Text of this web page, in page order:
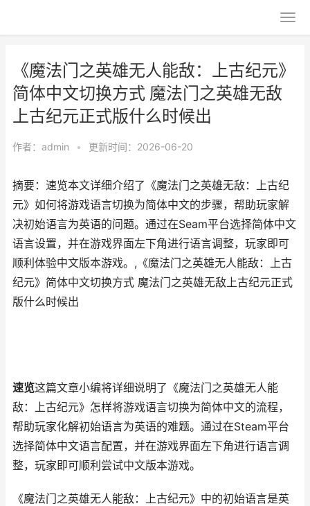
《魔法门之英雄无人能敌：上古纪元》
简体中文切换方式 魔法门之英雄无敌
上古纪元正式版什么时候出
作者： admin • 更新时间：2026-06-20
摘要：速览本文详细介绍了《魔法门之英雄无敌：上古纪
元》如何将游戏语言切换为简体中文的步骤，帮助玩家解
决初始语言为英语的问题。通过在Seam平台选择简体中文
语言设置，并在游戏界面左下角进行语言调整，玩家即可
顺利体验中文版本游戏。,《魔法门之英雄无人能敌：上古
纪元》简体中文切换方式 魔法门之英雄无敌上古纪元正式
版什么时候出
速览这篇文章小编将详细说明了《魔法门之英雄无人能
敌：上古纪元》怎样将游戏语言切换为简体中文的流程，
帮助玩家化解初始语言为英语的难题。通过在Steam平台
选择简体中文语言配置，并在游戏界面左下角进行语言调
整，玩家即可顺利尝试中文版本游戏。
《魔法门之英雄无人能敌：上古纪元》中的初始语言是英